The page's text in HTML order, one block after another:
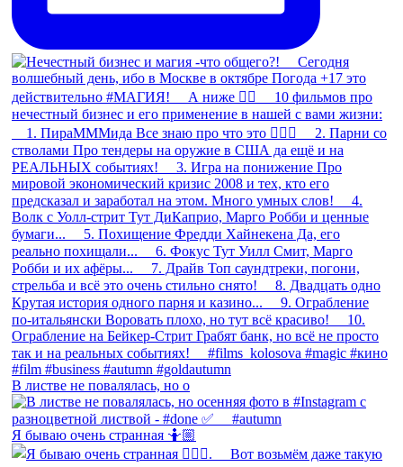
В листве не повалялась, но о
Я бываю очень странная 🤷🏼